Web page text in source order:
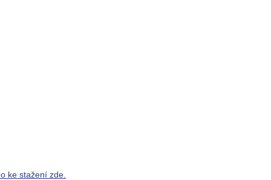
ke stažení zde.